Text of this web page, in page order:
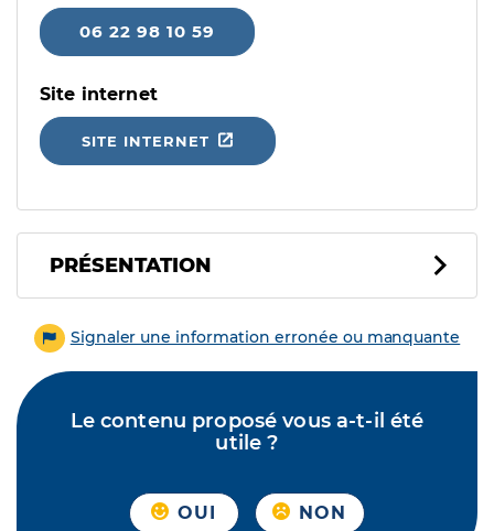
06 22 98 10 59
Site internet
SITE INTERNET
PRÉSENTATION
Signaler une information erronée ou manquante
Le contenu proposé vous a-t-il été
utile ?
OUI NON